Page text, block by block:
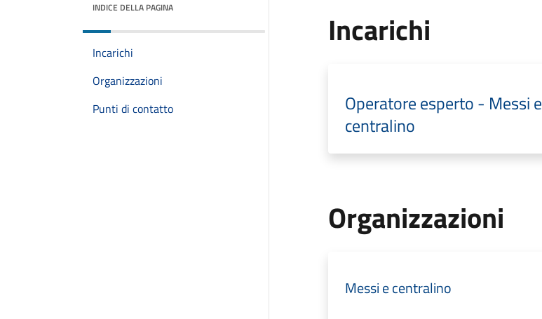
INDICE DELLA PAGINA
Incarichi
Organizzazioni
Punti di contatto
Incarichi
Operatore esperto - Messi e
centralino
Organizzazioni
Messi e centralino